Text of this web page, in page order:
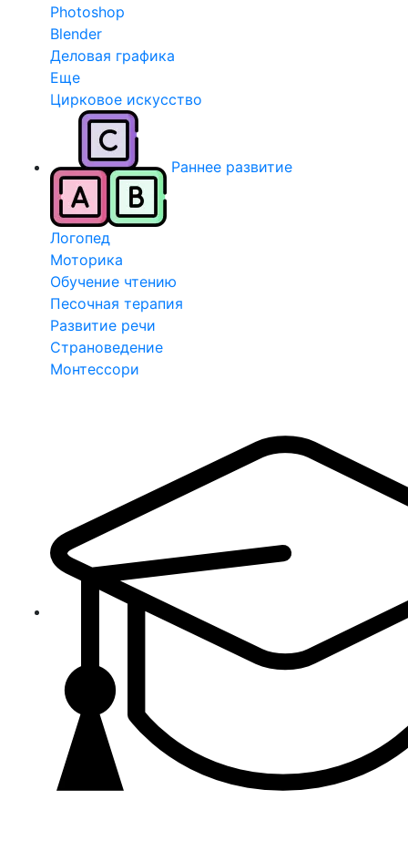
Photoshop
Blender
Деловая графика
Еще
Цирковое искусство
Раннее развитие
Логопед
Моторика
Обучение чтению
Песочная терапия
Развитие речи
Страноведение
Монтессори